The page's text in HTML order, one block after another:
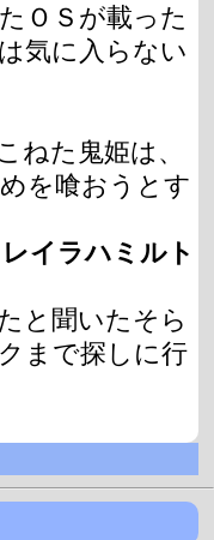
ＯＳが載った
気に入らない
ねた鬼姫は、
を喰おうとす
イラハミルト
と聞いたそら
まで探しに行